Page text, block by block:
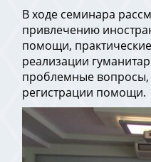
В ходе семинара
привлечению
помощи,
реализации
проблемные
регистрации помощи.